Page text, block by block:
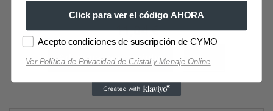
11,04 €
Adicionar ao carrinho Mais
Click para ver el código AHORA
Acepto condiciones de suscripción de CYMO
Ver Política de Privacidad de Cristal y Menaje Online